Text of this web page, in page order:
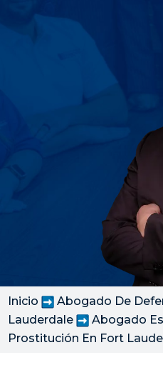
Inicio
Abogado De
Lauderdale
Abogado
Prostitución En Fort